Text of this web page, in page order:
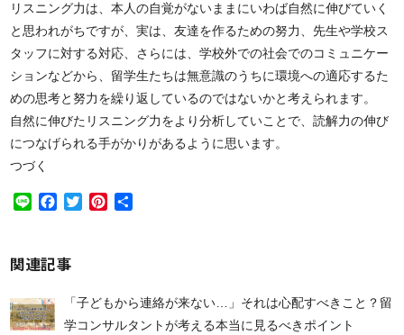
リスニング力は、本人の自覚がないままにいわば自然に伸びていく
と思われがちですが、実は、友達を作るための努力、先生や学校ス
タッフに対する対応、さらには、学校外での社会でのコミュニケー
ションなどから、留学生たちは無意識のうちに環境への適応するた
めの思考と努力を繰り返しているのではないかと考えられます。
自然に伸びたリスニング力をより分析していことで、読解力の伸び
につなげられる手がかりがあるように思います。
つづく
Line Facebook
TwitterPinterest
関連記事
「子どもから連絡が来ない…」それは心配すべきこと？留
学コンサルタントが考える本当に見るべきポイント